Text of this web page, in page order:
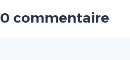
0 commentaire